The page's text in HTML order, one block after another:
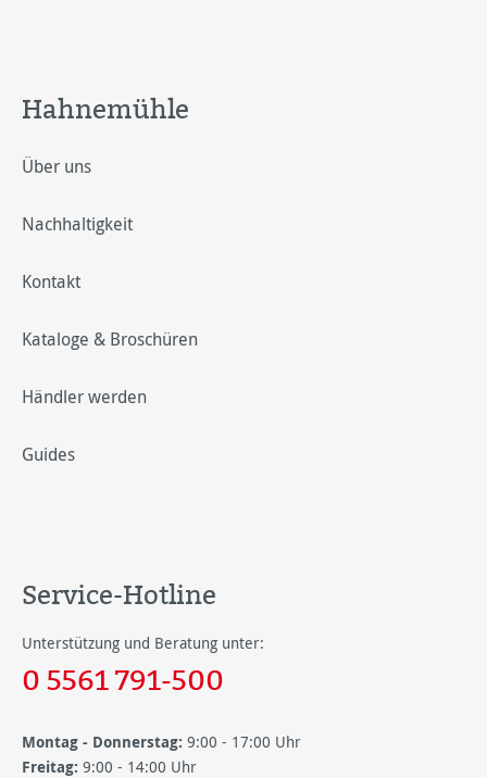
Hahnemühle
Über uns
Nachhaltigkeit
Kontakt
Kataloge & Broschüren
Händler werden
Guides
Service-Hotline
Unterstützung und Beratung unter:
0 5561 791-500
Montag - Donnerstag: 9:00 - 17:00 Uhr
Freitag: 9:00 - 14:00 Uhr